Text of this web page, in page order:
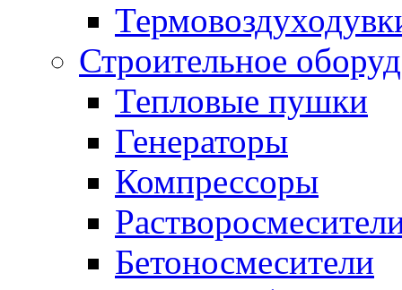
Строительное
Тепловые пушки
Генераторы
Компрессоры
Бетоносмесители